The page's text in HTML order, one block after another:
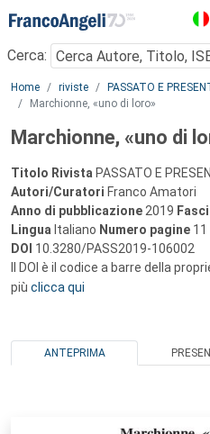
Menu
Cerca:
Main content
Home riviste PASSATO E
Marchionne, «uno di loro»
Marchionne, «uno di
Titolo Rivista PASSATO E
Autori/Curatori Franco Amatori
Anno di pubblicazione 2019
Lingua Italiano Numero pagine 11
DOI 10.3280/PASS2019-106002
Il DOI è il codice a barre della
più clicca qui
ANTEPRIMA